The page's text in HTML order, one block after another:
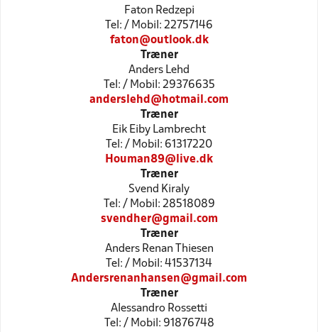
Faton Redzepi
Tel: / Mobil: 22757146
faton@outlook.dk
Træner
Anders Lehd
Tel: / Mobil: 29376635
anderslehd@hotmail.com
Træner
Eik Eiby Lambrecht
Tel: / Mobil: 61317220
Houman89@live.dk
Træner
Svend Kiraly
Tel: / Mobil: 28518089
svendher@gmail.com
Træner
Anders Renan Thiesen
Tel: / Mobil: 41537134
Andersrenanhansen@gmail.com
Træner
Alessandro Rossetti
Tel: / Mobil: 91876748